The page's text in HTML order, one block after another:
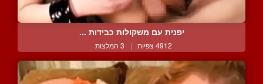
יפנית עם משקולות כבידות ...
4912 צפיות | 3 המלצות